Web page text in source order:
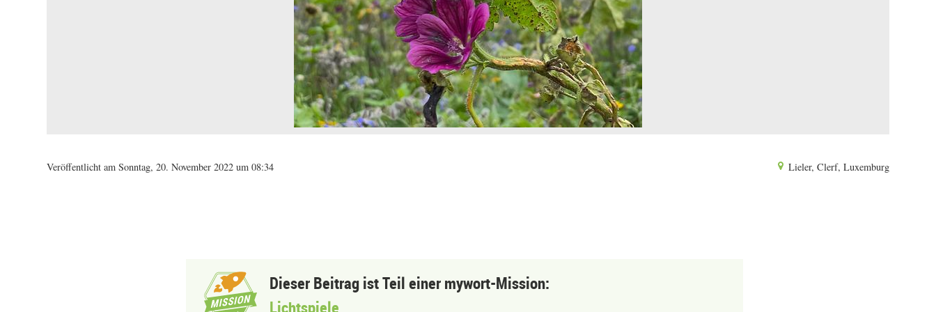
Veröffentlicht am Sonntag, 20. November 2022 um 08:34 Lieler, Clerf, Luxemburg
Dieser Beitrag ist Teil einer mywort-Mission:
Lichtspiele